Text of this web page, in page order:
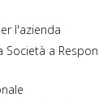
l'azienda
Società a